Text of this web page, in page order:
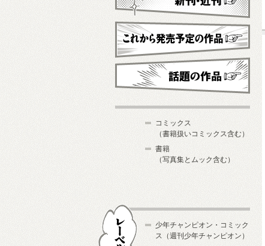
新刊・近刊
これから発売予定
コミックス
（書籍扱いコミックス含む）
書籍
（写真集とムック含む）
少年チャンピオン・コミック
ス（週刊少年チャンピオン）